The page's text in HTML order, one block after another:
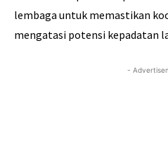
lembaga untuk memastikan
mengatasi potensi kepadatan
-